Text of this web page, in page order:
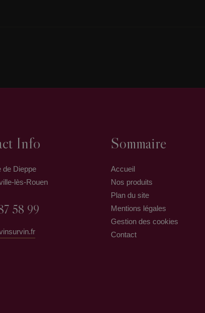
Info
de Dieppe
lès-Rouen
58 99
Sommaire
Accueil
Nos produits
Plan du site
Mentions légales
Gestion des cookies
Contact